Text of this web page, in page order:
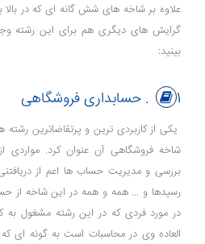
علاوه بر شاخه های شش گانه ای که در
گرایش های دیگری هم برای این رشته
بینید:
1. حسابداری فروشگاهی
یکی از کاربردی ترین و پرتقاضاترین
شاخه فروشگاهی آن عنوان کرد. مواردی
بررسی و مدیریت حساب ها اعم از
رسیدها و ... همه و همه در این شاخه از
در مورد فردی که در این رشته مشغول
العاده وی در محاسبات است به گونه ای